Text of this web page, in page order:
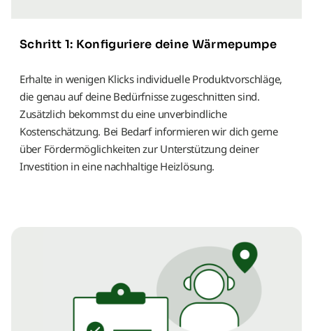
Schritt 1: Konfiguriere deine Wärmepumpe
Erhalte in wenigen Klicks individuelle Produktvorschläge,
die genau auf deine Bedürfnisse zugeschnitten sind.
Zusätzlich bekommst du eine unverbindliche
Kostenschätzung. Bei Bedarf informieren wir dich gerne
über Fördermöglichkeiten zur Unterstützung deiner
Investition in eine nachhaltige Heizlösung.